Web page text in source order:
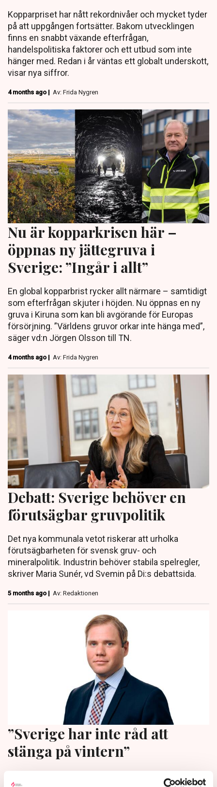
Kopparpriset har nått rekordnivåer och mycket tyder
på att uppgången fortsätter. Bakom utvecklingen
finns en snabbt växande efterfrågan,
handelspolitiska faktorer och ett utbud som inte
hänger med. Redan i år väntas ett globalt underskott,
visar nya siffror.
4 months ago | Av: Frida Nygren
Nu är kopparkrisen här –
öppnas ny jättegruva i
Sverige: ”Ingår i allt”
En global kopparbrist rycker allt närmare – samtidigt
som efterfrågan skjuter i höjden. Nu öppnas en ny
gruva i Kiruna som kan bli avgörande för Europas
försörjning. ”Världens gruvor orkar inte hänga med”,
säger vd:n Jörgen Olsson till TN.
4 months ago | Av: Frida Nygren
Debatt: Sverige behöver en
förutsägbar gruvpolitik
Det nya kommunala vetot riskerar att urholka
förutsägbarheten för svensk gruv- och
mineralpolitik. Industrin behöver stabila spelregler,
skriver Maria Sunér, vd Svemin på Di:s debattsida.
5 months ago | Av: Redaktionen
”Sverige har inte råd att
stänga på vintern”